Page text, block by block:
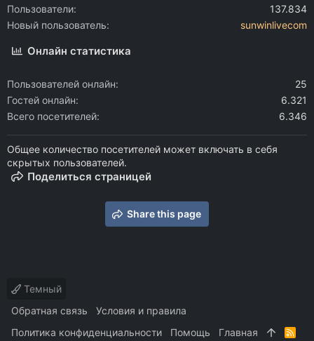
Пользователи
137.834
Новый пользователь
sunwinlivecom
Онлайн статистика
Пользователей онлайн
25
Гостей онлайн
6.321
Всего посетителей
6.346
Общее количество посетителей может включать в себя
скрытых пользователей.
Поделиться страницей
Share this page
Темный
Обратная связь
Условия и правила
Политика конфиденциальности
Помощь Главная
R